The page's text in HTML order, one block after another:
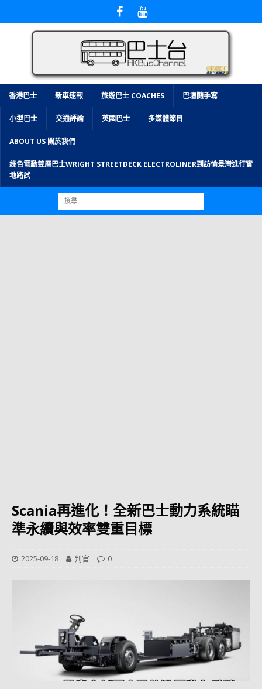
香港巴士 新車速報 旅遊巴士 COACHES 巴壇隨手寫
小型巴士 交通評論 英國巴士 多媒體節目
ABOUT US 關於我們
綠色電動雙層巴士WRIGHT STREETDECK ELECTROLINER到訪愉景灣進行實
地路試
Scania再進化！全新巴士動力系統瞄
準永續與效率雙重目標
2025-09-18 判官 0